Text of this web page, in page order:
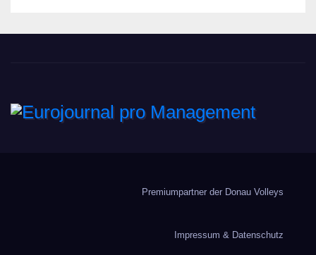
Premiumpartner der Donau Volleys
Impressum & Datenschutz